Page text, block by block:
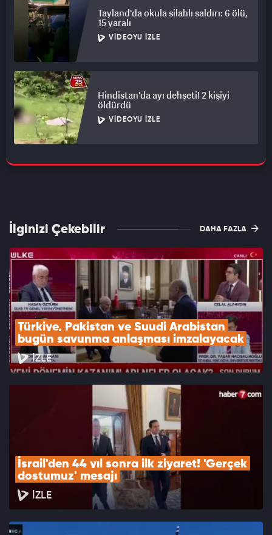
Tayland'da okula silahlı saldırı: 6 ölü,
15 yaralı
VIDEOYU İZLE
Hindistan'da ayı dehşeti! 2 kişiyi
öldürdü
VIDEOYU İZLE
İlginizi Çekebilir DAHA FAZLA
Türkiye, Pakistan ve Suudi Arabistan
bugün savunma anlaşması imzalayacak
İZLE
İsrail'den 44 yıl sonra ilk ziyaret! 'Gerçek
dostumuz' mesajı
İZLE